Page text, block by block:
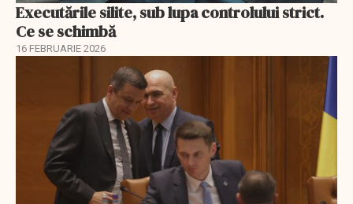
Executările silite, sub lupa controlului strict.
Ce se schimbă
16 FEBRUARIE 2026